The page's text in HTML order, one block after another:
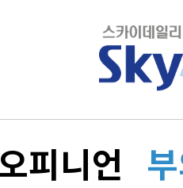
피니언